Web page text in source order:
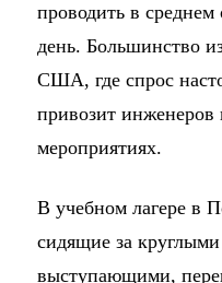
проводить в среднем
день. Большинство
США, где спрос
привозит
мероприятиях.
В учебном лагере в
сидящие за
выступающими,